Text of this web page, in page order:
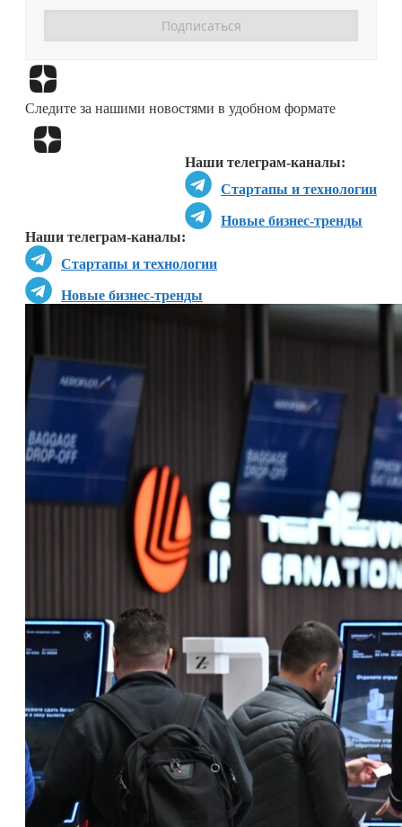
Следите за нашими новостями в удобном формате
Наши телеграм-каналы:
Стартапы и технологии
Новые бизнес-тренды
Наши телеграм-каналы:
Стартапы и технологии
Новые бизнес-тренды